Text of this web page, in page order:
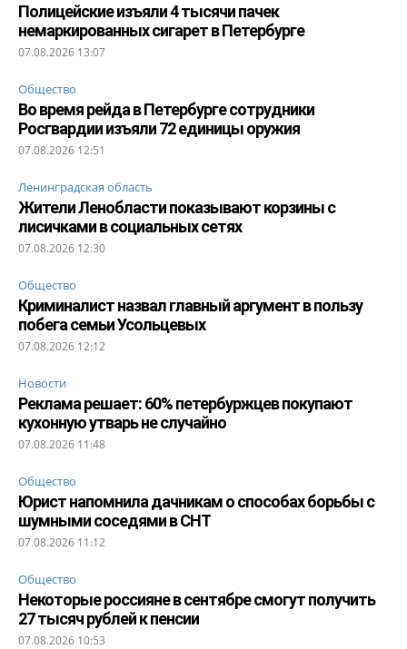
Полицейские изъяли 4 тысячи пачек
немаркированных сигарет в Петербурге
07.08.2026 13:07
Общество
Во время рейда в Петербурге сотрудники
Росгвардии изъяли 72 единицы оружия
07.08.2026 12:51
Ленинградская область
Жители Ленобласти показывают корзины с
лисичками в социальных сетях
07.08.2026 12:30
Общество
Криминалист назвал главный аргумент в пользу
побега семьи Усольцевых
07.08.2026 12:12
Новости
Реклама решает: 60% петербуржцев покупают
кухонную утварь не случайно
07.08.2026 11:48
Общество
Юрист напомнила дачникам о способах борьбы с
шумными соседями в СНТ
07.08.2026 11:12
Общество
Некоторые россияне в сентябре смогут получить
27 тысяч рублей к пенсии
07.08.2026 10:53